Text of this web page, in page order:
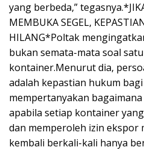
yang berbeda,”
MEMBUKA SEGEL,
HILANG*Poltak
bukan semata-mata soal
kontainer.Menurut dia,
adalah kepastian hukum
mempertanyakan
apabila setiap kontainer
dan memperoleh izin ekspor
kembali berkali-kali hanya